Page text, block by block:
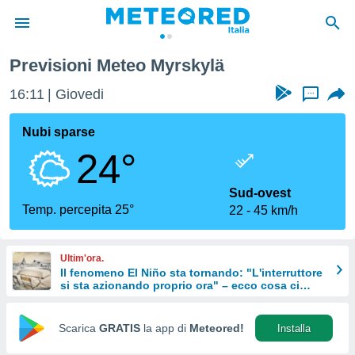
di
per
le
di
Web
Previsioni Meteo Myrskylä
16:11 Giovedi ...
Nubi sparse
24°
Temp. percepita 25°
Sud-ovest
22
45 km/h
Ultim'ora.
Il fenomeno El Niño sta tornando: "L'interruttore
si sta azionando proprio ora" – ecco cosa ci
Scarica GRATIS la app di Meteored! Installa